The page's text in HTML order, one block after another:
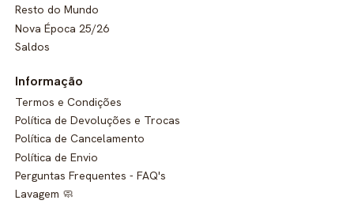
Resto do Mundo
Nova Época 25/26
Saldos
Informação
Termos e Condições
Política de Devoluções e Trocas
Política de Cancelamento
Política de Envio
Perguntas Frequentes - FAQ's
Lavagem 🧼